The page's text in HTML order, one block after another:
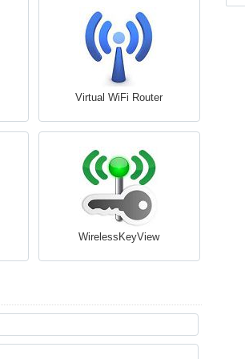
Virtual WiFi Router
WirelessKeyView